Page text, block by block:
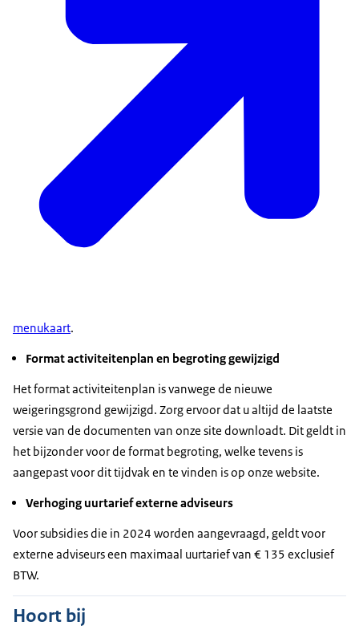
menukaart.
Format activiteitenplan en begroting gewijzigd
Het format activiteitenplan is vanwege de nieuwe
weigeringsgrond gewijzigd. Zorg ervoor dat u altijd de laatste
versie van de documenten van onze site downloadt. Dit geldt in
het bijzonder voor de format begroting, welke tevens is
aangepast voor dit tijdvak en te vinden is op onze website.
Verhoging uurtarief externe adviseurs
Voor subsidies die in 2024 worden aangevraagd, geldt voor
externe adviseurs een maximaal uurtarief van € 135 exclusief
BTW.
Hoort bij